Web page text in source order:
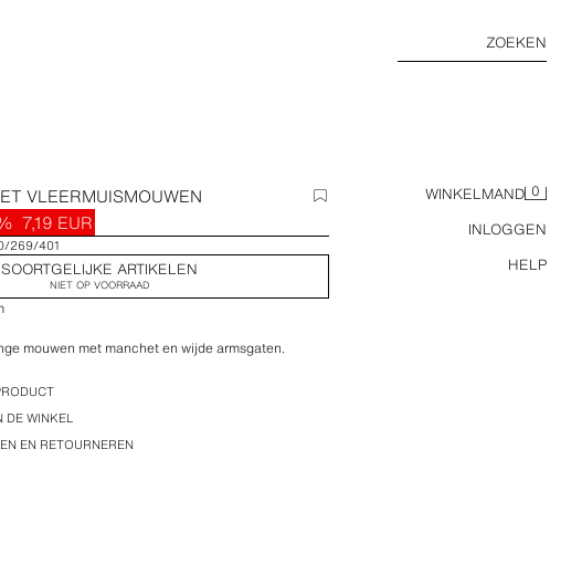
ZOEKEN
WINKELMAND 0
INLOGGEN
HELP
VLEERMUISMOUWEN
7,19 EUR
269/401
SOORTGELIJKE ARTIKELEN
NIET OP VOORRAAD
mouwen met manchet en wijde armsgaten.
DE WINKEL
EN RETOURNEREN